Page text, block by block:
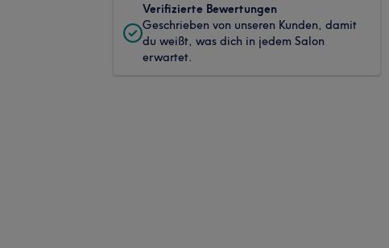
Verifizierte Bewertungen
Geschrieben von unseren Kunden, damit
du weißt, was dich in jedem Salon
erwartet.